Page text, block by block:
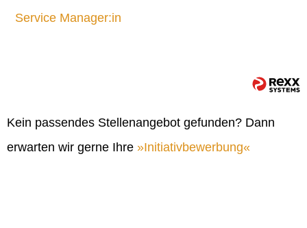
Service Manager:in
Kein passendes Stellenangebot gefunden? Dann
erwarten wir gerne Ihre
Initiativbewerbung